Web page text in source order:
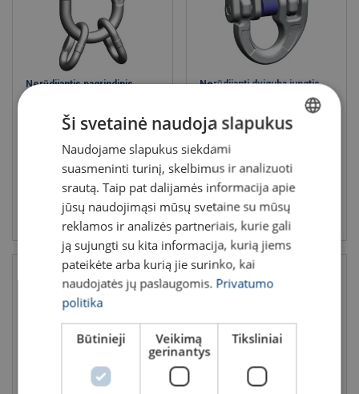
Nerūdijantis pagrindinis
RDA: 0.84 - 13.2 t
Klasė: 6
Kaina nuo21,60 €
Peržiūrėti produktą
Nerūdijanti dviguba jungtis
RDA: 0.63 - 6.30 t
Klasė: 6
Kaina nuo119,60 €
Peržiūrėti produktą
LITHUANIAN
ENGLISH TRANSLATION
Ši svetainė naudoja slapukus
Naudojame slapukus siekdami
suasmeninti turinį, skelbimus ir analizuoti
srautą. Taip pat dalijamės informacija apie
jūsų naudojimąsi mūsų svetaine su mūsų
reklamos ir analizės partneriais, kurie gali
ją sujungti su kita informacija, kurią jiems
pateikėte arba kurią jie surinko, kai
naudojatės jų paslaugomis. Privatumo
politika
Būtinieji
Veikimą
gerinantys
Tiksliniai